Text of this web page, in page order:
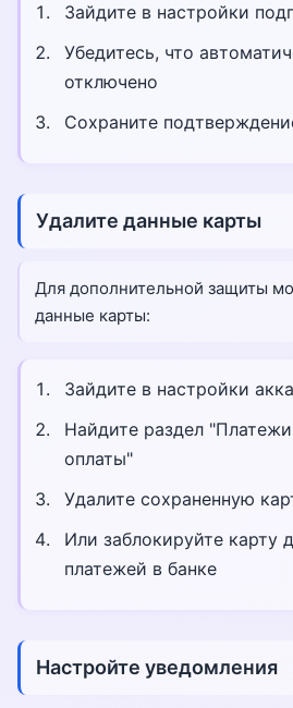
Зайдите в настройки
Убедитесь, что
отключено
Сохраните
Удалите данные карты
Для дополнительной защиты
данные карты:
Зайдите в настройки
Найдите раздел
оплаты"
Удалите сохраненную
Или заблокируйте карту
платежей в банке
Настройте уведомления